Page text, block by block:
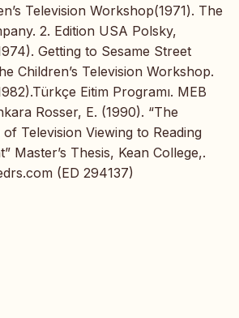
Television Workshop(1971). The
2. Edition USA Polsky,
Getting to Sesame Street
Children’s Television Workshop.
Eitim Programı. MEB
Rosser, E. (1990). “The
of Television Viewing to Reading
Master’s Thesis, Kean College,.
(ED 294137)